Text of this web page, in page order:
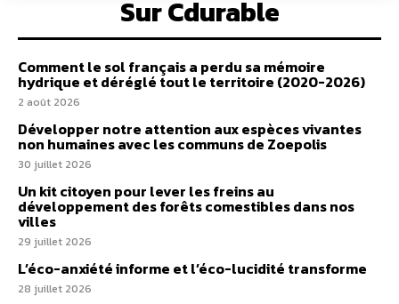
Sur Cdurable
Comment le sol français a perdu sa mémoire
hydrique et déréglé tout le territoire (2020-2026)
2 août 2026
Développer notre attention aux espèces vivantes
non humaines avec les communs de Zoepolis
30 juillet 2026
Un kit citoyen pour lever les freins au
développement des forêts comestibles dans nos
villes
29 juillet 2026
L’éco-anxiété informe et l’éco-lucidité transforme
28 juillet 2026